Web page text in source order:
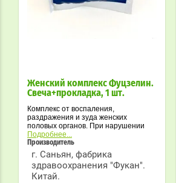
Женский комплекc Фуцзелин.
Свeча+прокладка, 1 шт.
Комплекс от воспаления,
раздражения и зуда женских
половых органов. При нарушении
мeнструaльного циклa, бeлях итд.
Подробнее...
Производитель
г. Саньян, фабрика
здравоохранения "Фукан".
Китай.